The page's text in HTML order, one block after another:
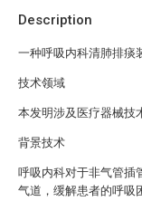
Description
一种呼吸内科清肺排痰
技术领域
本发明涉及医疗器械技
背景技术
呼吸内科对于非气管插
气道，缓解患者的呼吸